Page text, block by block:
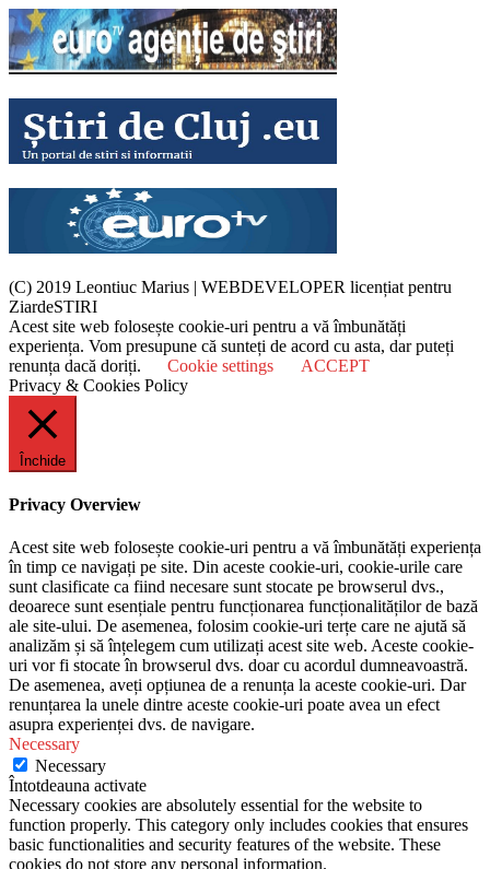
(C) 2019 Leontiuc Marius | WEBDEVELOPER licențiat pentru
ZiardeSTIRI
Acest site web folosește cookie-uri pentru a vă îmbunătăți
experiența. Vom presupune că sunteți de acord cu asta, dar puteți
renunța dacă doriți.
Cookie settings
ACCEPT
Privacy & Cookies Policy
Închide
Privacy Overview
Acest site web folosește cookie-uri pentru a vă îmbunătăți experiența
în timp ce navigați pe site. Din aceste cookie-uri, cookie-urile care
sunt clasificate ca fiind necesare sunt stocate pe browserul dvs.,
deoarece sunt esențiale pentru funcționarea funcționalităților de bază
ale site-ului. De asemenea, folosim cookie-uri terțe care ne ajută să
analizăm și să înțelegem cum utilizați acest site web. Aceste cookie-
uri vor fi stocate în browserul dvs. doar cu acordul dumneavoastră.
De asemenea, aveți opțiunea de a renunța la aceste cookie-uri. Dar
renunțarea la unele dintre aceste cookie-uri poate avea un efect
asupra experienței dvs. de navigare.
Necessary
Necessary
Întotdeauna activate
Necessary cookies are absolutely essential for the website to
function properly. This category only includes cookies that ensures
basic functionalities and security features of the website. These
cookies do not store any personal information.